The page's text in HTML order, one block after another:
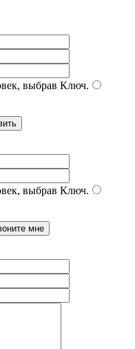
выбрав Ключ.
выбрав Ключ.